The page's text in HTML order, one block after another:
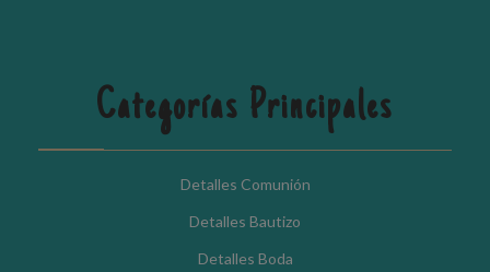
Categorías Principales
Detalles Comunión
Detalles Bautizo
Detalles Boda